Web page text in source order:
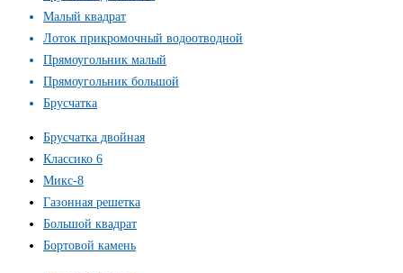
Малый квадрат
Лоток прикромочный водоотводной
Прямоугольник малый
Прямоугольник большой
Брусчатка
Брусчатка двойная
Классико 6
Микс-8
Газонная решетка
Большой квадрат
Бортовой камень